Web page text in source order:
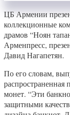
ЦБ Армении
коллекционные
драмов “Ноян
Арменпресс,
Давид Нагапетян.
По его словам,
распространенная
монет. “Эти
защитными